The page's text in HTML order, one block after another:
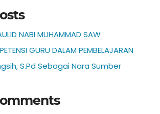
NABI MUHAMMAD SAW
GURU DALAM PEMBELAJARAN
S.Pd Sebagai Nara Sumber